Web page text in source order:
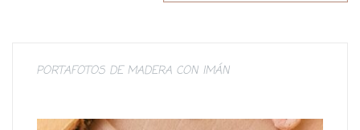
PORTAFOTOS DE MADERA CON IMÁN